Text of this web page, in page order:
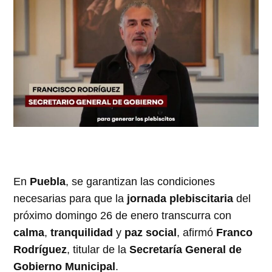
En Puebla, se garantizan las condiciones
necesarias para que la jornada plebiscitaria del
próximo domingo 26 de enero transcurra con
calma,tranquilidad y paz social , afirmó Franco
Rodríguez, titular de laSecretaría General de
Gobierno Municipal .